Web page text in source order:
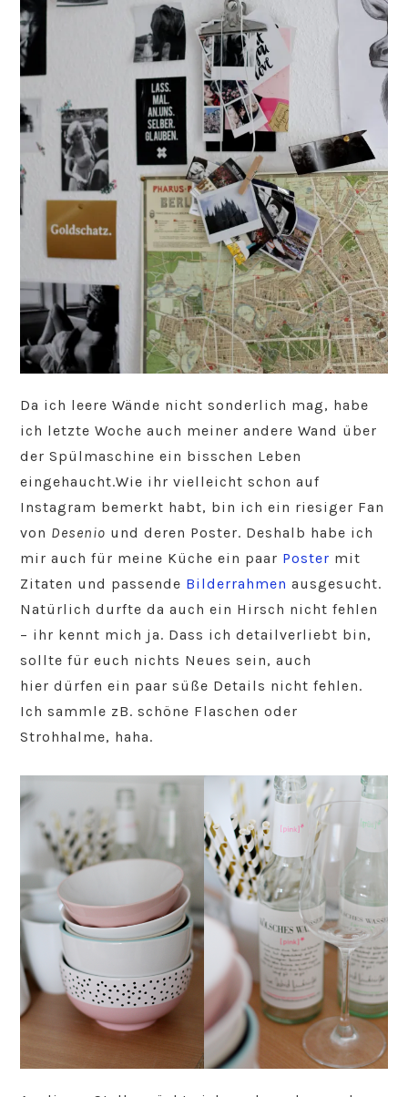
Da ich leere Wände nicht sonderlich mag, habe
ich letzte Woche auch meiner andere Wand über
der Spülmaschine ein bisschen Leben
eingehaucht.Wie ihr vielleicht schon auf
Instagram bemerkt habt, bin ich ein riesiger Fan
von Desenio und deren Poster. Deshalb habe ich
mir auch für meine Küche ein paar Poster mit
Zitaten und passende Bilderrahmen ausgesucht.
Natürlich durfte da auch ein Hirsch nicht fehlen
– ihr kennt mich ja. Dass ich detailverliebt bin,
sollte für euch nichts Neues sein, auch
hier dürfen ein paar süße Details nicht fehlen.
Ich sammle zB. schöne Flaschen oder
Strohhalme, haha.